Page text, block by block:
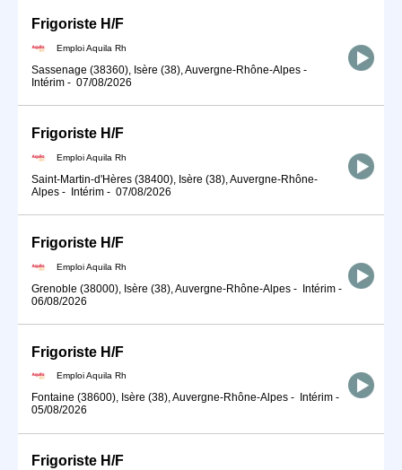
Frigoriste H/F
Emploi Aquila Rh
Sassenage (38360), Isère (38), Auvergne-Rhône-Alpes -
Intérim - 07/08/2026
Frigoriste H/F
Emploi Aquila Rh
Saint-Martin-d'Hères (38400), Isère (38), Auvergne-Rhône-
Alpes - Intérim - 07/08/2026
Frigoriste H/F
Emploi Aquila Rh
Grenoble (38000), Isère (38), Auvergne-Rhône-Alpes - Intérim -
06/08/2026
Frigoriste H/F
Emploi Aquila Rh
Fontaine (38600), Isère (38), Auvergne-Rhône-Alpes - Intérim -
05/08/2026
Frigoriste H/F